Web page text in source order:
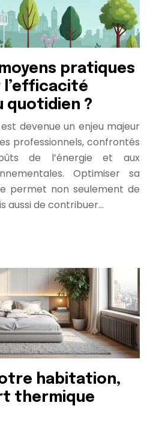
pratiques
l’efficacité
quotidien ?
devenue un enjeu majeur
professionnels, confrontés
de l’énergie et aux
Optimiser sa
permet non seulement de
aussi de contribuer…
habitation,
thermique